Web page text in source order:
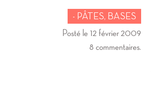
- PÂTES, BASES
Posté le 12 février 2009
8 commentaires.